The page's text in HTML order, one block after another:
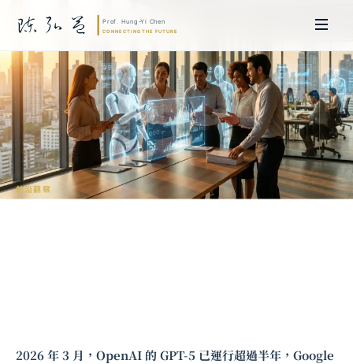
前沿觀察
2026 年 3 月，OpenAI 的 GPT-5 已運行超過半年，Google